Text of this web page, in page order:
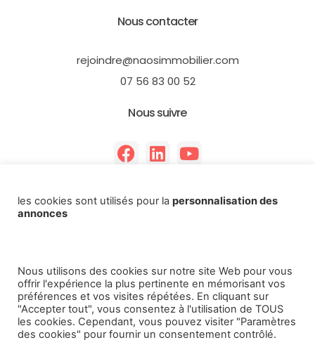
Nous contacter
rejoindre@naosimmobilier.com
07 56 83 00 52
Nous suivre
les cookies sont utilisés pour la personnalisation des
annonces
Nous utilisons des cookies sur notre site Web pour vous
offrir l'expérience la plus pertinente en mémorisant vos
préférences et vos visites répétées. En cliquant sur
"Accepter tout", vous consentez à l'utilisation de TOUS
les cookies. Cependant, vous pouvez visiter "Paramètres
des cookies" pour fournir un consentement contrôlé.